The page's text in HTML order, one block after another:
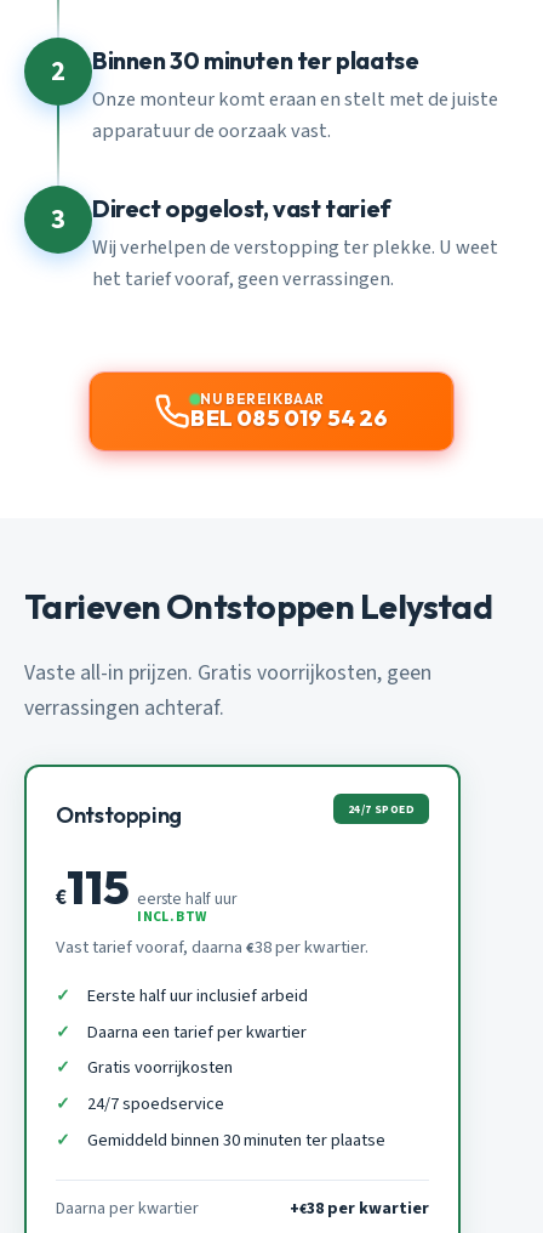
2 Binnen 30 minuten ter plaatse
Onze monteur komt eraan en stelt met de juiste
apparatuur de oorzaak vast.
3 Direct opgelost, vast tarief
Wij verhelpen de verstopping ter plekke. U weet
het tarief vooraf, geen verrassingen.
NU BEREIKBAAR
BEL 085 019 54 26
Tarieven Ontstoppen Lelystad
Vaste all-in prijzen. Gratis voorrijkosten, geen
verrassingen achteraf.
Ontstopping 24/7 SPOED
€115 eerste half uur
INCL. BTW
Vast tarief vooraf, daarna €38 per kwartier.
Eerste half uur inclusief arbeid
Daarna een tarief per kwartier
Gratis voorrijkosten
24/7 spoedservice
Gemiddeld binnen 30 minuten ter plaatse
Daarna per kwartier +€38 per kwartier